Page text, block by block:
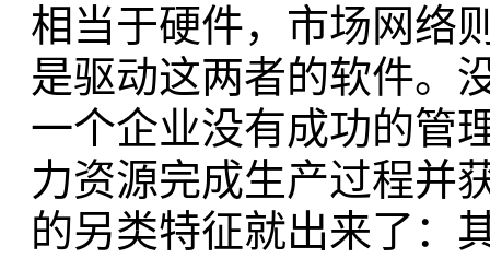
相当于硬件，市场网络
是驱动这两者的软件。
一个企业没有成功的管
力资源完成生产过程并
的另类特征就出来了：